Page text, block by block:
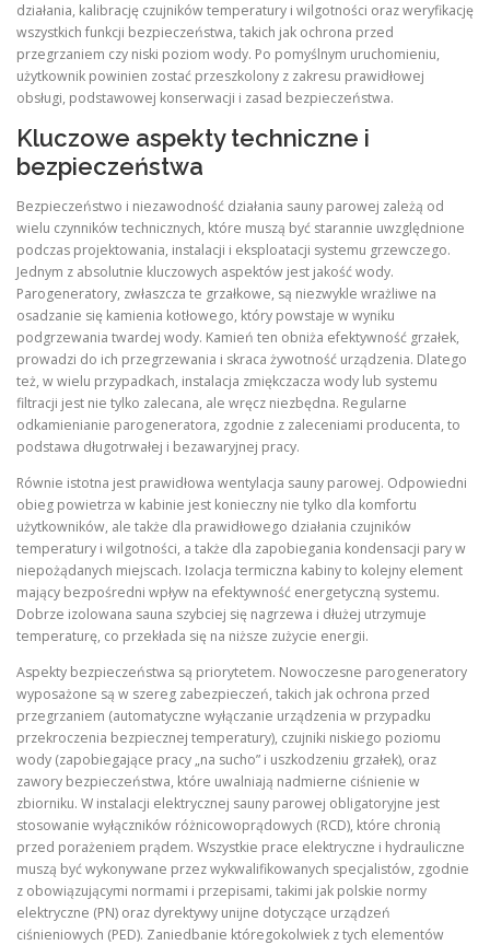
działania, kalibrację czujników temperatury i wilgotności oraz weryfikację
wszystkich funkcji bezpieczeństwa, takich jak ochrona przed
przegrzaniem czy niski poziom wody. Po pomyślnym uruchomieniu,
użytkownik powinien zostać przeszkolony z zakresu prawidłowej
obsługi, podstawowej konserwacji i zasad bezpieczeństwa.
Kluczowe aspekty techniczne i
bezpieczeństwa
Bezpieczeństwo i niezawodność działania sauny parowej zależą od
wielu czynników technicznych, które muszą być starannie uwzględnione
podczas projektowania, instalacji i eksploatacji systemu grzewczego.
Jednym z absolutnie kluczowych aspektów jest jakość wody.
Parogeneratory, zwłaszcza te grzałkowe, są niezwykle wrażliwe na
osadzanie się kamienia kotłowego, który powstaje w wyniku
podgrzewania twardej wody. Kamień ten obniża efektywność grzałek,
prowadzi do ich przegrzewania i skraca żywotność urządzenia. Dlatego
też, w wielu przypadkach, instalacja zmiękczacza wody lub systemu
filtracji jest nie tylko zalecana, ale wręcz niezbędna. Regularne
odkamienianie parogeneratora, zgodnie z zaleceniami producenta, to
podstawa długotrwałej i bezawaryjnej pracy.
Równie istotna jest prawidłowa wentylacja sauny parowej. Odpowiedni
obieg powietrza w kabinie jest konieczny nie tylko dla komfortu
użytkowników, ale także dla prawidłowego działania czujników
temperatury i wilgotności, a także dla zapobiegania kondensacji pary w
niepożądanych miejscach. Izolacja termiczna kabiny to kolejny element
mający bezpośredni wpływ na efektywność energetyczną systemu.
Dobrze izolowana sauna szybciej się nagrzewa i dłużej utrzymuje
temperaturę, co przekłada się na niższe zużycie energii.
Aspekty bezpieczeństwa są priorytetem. Nowoczesne parogeneratory
wyposażone są w szereg zabezpieczeń, takich jak ochrona przed
przegrzaniem (automatyczne wyłączanie urządzenia w przypadku
przekroczenia bezpiecznej temperatury), czujniki niskiego poziomu
wody (zapobiegające pracy „na sucho” i uszkodzeniu grzałek), oraz
zawory bezpieczeństwa, które uwalniają nadmierne ciśnienie w
zbiorniku. W instalacji elektrycznej sauny parowej obligatoryjne jest
stosowanie wyłączników różnicowoprądowych (RCD), które chronią
przed porażeniem prądem. Wszystkie prace elektryczne i hydrauliczne
muszą być wykonywane przez wykwalifikowanych specjalistów, zgodnie
z obowiązującymi normami i przepisami, takimi jak polskie normy
elektryczne (PN) oraz dyrektywy unijne dotyczące urządzeń
ciśnieniowych (PED). Zaniedbanie któregokolwiek z tych elementów